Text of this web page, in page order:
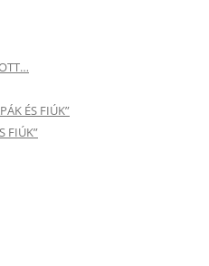
ÉS FIÚK”
FIÚK”